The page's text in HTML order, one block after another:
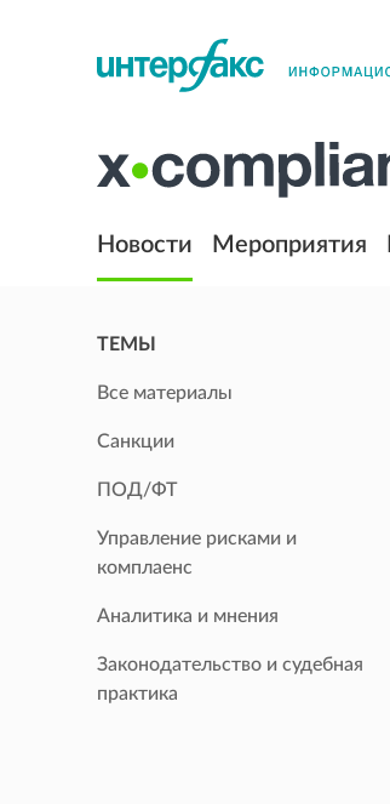
Новости Мероприятия
ТЕМЫ
Все материалы
Санкции
ПОД/ФТ
Управление рисками и
комплаенс
Аналитика и мнения
Законодательство и судебная
практика